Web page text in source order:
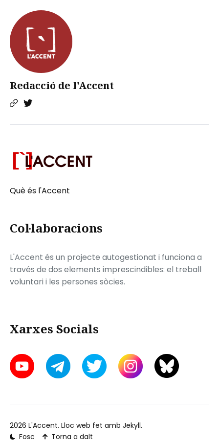
Redacció de l'Accent
Què és l'Accent
Col·laboracions
L'Accent és un projecte autogestionat i funciona a
través de dos elements imprescindibles: el treball
voluntari i les persones sòcies.
Xarxes Socials
2026 L'Accent. Lloc web fet amb Jekyll.
Fosc
Torna a dalt